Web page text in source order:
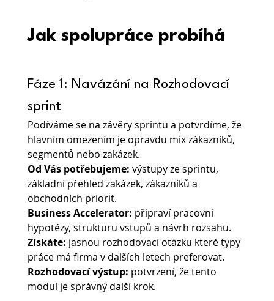
Jak spolupráce probíhá
Fáze 1: Navázání na Rozhodovací
sprint
Podíváme se na závěry sprintu a potvrdíme, že
hlavním omezením je opravdu mix zákazníků,
segmentů nebo zakázek.
Od Vás potřebujeme: výstupy ze sprintu,
základní přehled zakázek, zákazníků a
obchodních priorit.
Business Accelerator: připraví pracovní
hypotézy, strukturu vstupů a návrh rozsahu.
Získáte: jasnou rozhodovací otázku které typy
práce má firma v dalších letech preferovat.
Rozhodovací výstup: potvrzení, že tento
modul je správný další krok.